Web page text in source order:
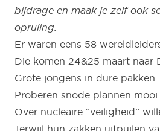
bijdrage en maak je zelf ook
opruiing.
Er waren eens 58
Die komen 24&25 maart naar
Grote jongens in dure pakken
Proberen snode plannen
Over nucleaire “veiligheid”
Terwijl hun zakken uitpuilen